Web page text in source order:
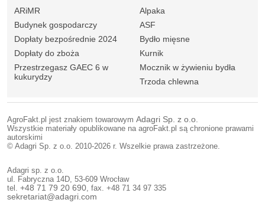
ARiMR
Budynek gospodarczy
Dopłaty bezpośrednie 2024
Dopłaty do zboża
Przestrzegasz GAEC 6 w
kukurydzy
Alpaka
ASF
Bydło mięsne
Kurnik
Mocznik w żywieniu bydła
Trzoda chlewna
AgroFakt.pl jest znakiem towarowym Adagri Sp. z o.o.
Wszystkie materiały opublikowane na agroFakt.pl są chronione prawami
autorskimi
© Adagri Sp. z o.o. 2010-2026 r. Wszelkie prawa zastrzeżone.
Adagri sp. z o.o.
ul. Fabryczna 14D, 53-609 Wrocław
tel. +48 71 79 20 690 , fax. +48 71 34 97 335
sekretariat@adagri.com